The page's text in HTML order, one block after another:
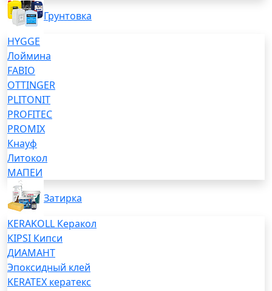
Грунтовка
HYGGE
Лоймина
FABIO
OTTINGER
PLITONIT
PROFITEC
PROMIX
Кнауф
Литокол
МАПЕИ
Затирка
KERAKOLL Керакол
KIPSI Кипси
ДИАМАНТ
Эпоксидный клей
KERATEX кератекс